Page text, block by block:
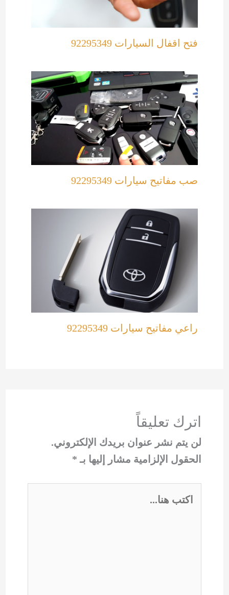
فتح اقفال السيارات 92295349
صب مفاتيح سيارات 92295349
راعي مفاتيح سيارات 92295349
اترك تعليقاً
لن يتم نشر عنوان بريدك الإلكتروني.
الحقول الإلزامية مشار إليها بـ *